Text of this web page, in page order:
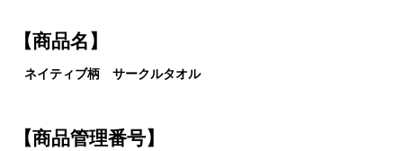
【商品名】
ネイティブ柄 サークルタオル
【商品管理番号】